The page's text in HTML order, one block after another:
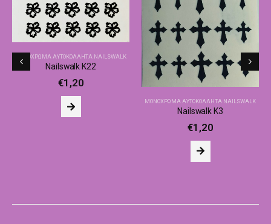
ΜΟΝΌΧΡΩΜΑ ΑΥΤΟΚΌΛΛΗΤΑ NAILSWALK
Nailswalk Κ22
€1,20
ΜΟΝΌΧΡΩΜΑ ΑΥΤΟΚΌΛΛΗΤΑ NAILSWALK
Nailswalk Κ3
€1,20